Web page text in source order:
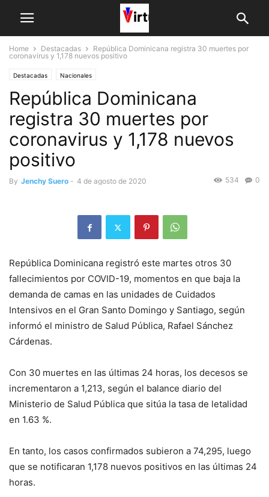
Home Destacadas
República Dominicana registra 30 muertes por
coronavirus y 1,178 nuevos positivo
Destacadas Nacionales
República Dominicana
registra 30 muertes por
coronavirus y 1,178 nuevos
positivo
By Jenchy Suero - 4 de agosto de 2020 0
534
República Dominicana registró este martes otros 30
fallecimientos por COVID-19, momentos en que baja la
demanda de camas en las unidades de Cuidados
Intensivos en el Gran Santo Domingo y Santiago, según
informó el ministro de Salud Pública, Rafael Sánchez
Cárdenas.
Con 30 muertes en las últimas 24 horas, los decesos se
incrementaron a 1,213, según el balance diario del
Ministerio de Salud Pública que sitúa la tasa de letalidad
en 1.63 %.
En tanto, los casos confirmados subieron a 74,295, luego
que se notificaran 1,178 nuevos positivos en las últimas 24
horas.